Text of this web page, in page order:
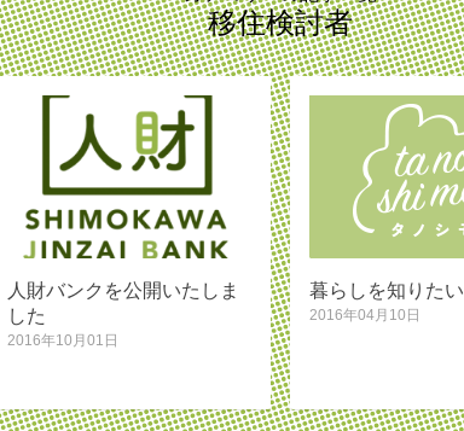
移住検討者
人財バンクを公開いたしま
した
2016年10月01日
暮らしを知りたい
2016年04月10日